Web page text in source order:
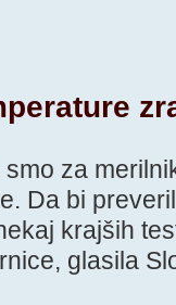
za
Da bi
krajših
glasila